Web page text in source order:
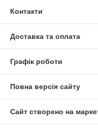
Контакти
Доставка та оплата
Графік роботи
Повна версія сайту
Сайт створено на